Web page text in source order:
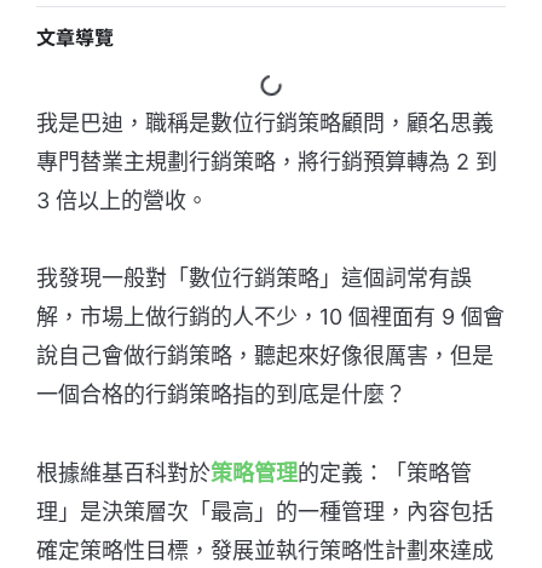
文章導覽
我是巴迪，職稱是數位行銷策略顧問，顧名思義
專門替業主規劃行銷策略，將行銷預算轉為 2 到
3 倍以上的營收。
我發現一般對「數位行銷策略」這個詞常有誤
解，市場上做行銷的人不少，10 個裡面有 9 個會
說自己會做行銷策略，聽起來好像很厲害，但是
一個合格的行銷策略指的到底是什麼？
根據維基百科對於策略管理的定義：「策略管
理」是決策層次「最高」的一種管理，內容包括
確定策略性目標，發展並執行策略性計劃來達成